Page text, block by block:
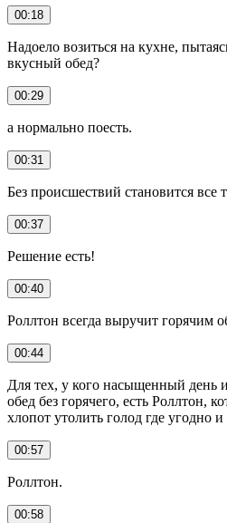
00:18
Надоело возиться на кухне,
вкусный обед?
00:29
а нормально поесть.
00:31
Без происшествий становится все
00:37
Решение есть!
00:40
Роллтон всегда выручит горячим
00:44
Для тех, у кого насыщенный день и
обед без горячего, есть Роллтон,
хлопот утолить голод где угодно и
00:57
Роллтон.
00:58